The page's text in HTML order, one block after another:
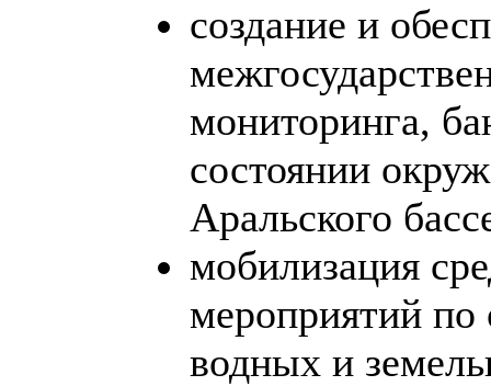
создание и
мониторинга,
состоянии
Аральского
мобилизация
мероприятий по
водных и